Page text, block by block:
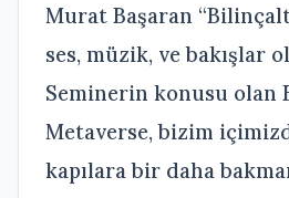
Murat Başaran
ses, müzik, ve bakışlar
Seminerin konusu olan
Metaverse, bizim
kapılara bir daha